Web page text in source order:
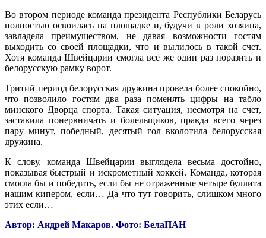
Во втором периоде команда президента Республики Беларусь
полностью освоилась на площадке и, будучи в роли хозяина,
завладела преимуществом, не давая возможности гостям
выходить со своей площадки, что и вылилось в такой счет.
Хотя команда Швейцарии смогла всё же один раз поразить и
белорусскую рамку ворот.
Тритий период белорусская дружина провела более спокойно,
что позволило гостям два раза поменять цифры на табло
минского Дворца спорта. Такая ситуация, несмотря на счет,
заставила понервничать и болельщиков, правда всего через
пару минут, победный, десятый гол вколотила белорусская
дружина.
К слову, команда Швейцарии выглядела весьма достойно,
показывая быстрый и искрометный хоккей. Команда, которая
смогла бы и победить, если бы не отраженные четыре буллита
нашим кипером, если… Да что тут говорить, слишком много
этих если…
Автор: Андрей Макаров. Фото: БелаПАН